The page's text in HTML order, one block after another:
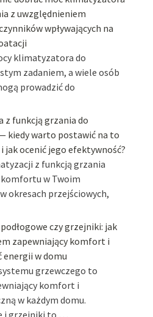
z uwzględnieniem
wpływających na
klimatyzatora do
zadaniem, a wiele osób
prowadzić do
z funkcją grzania do
kiedy warto postawić na to
jak ocenić jego efektywność?
z funkcją grzania
w Twoim
okresach przejściowych,
czy grzejniki: jak
zapewniający komfort i
energii w domu
grzewczego to
komfort i
w każdym domu.